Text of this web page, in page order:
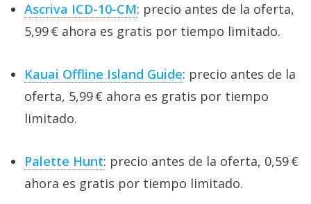
Ascriva ICD-10-CM: precio antes de la oferta,
5,99 € ahora es gratis por tiempo limitado.
Kauai Offline Island Guide: precio antes de la
oferta, 5,99 € ahora es gratis por tiempo
limitado.
Palette Hunt: precio antes de la oferta, 0,59 €
ahora es gratis por tiempo limitado.